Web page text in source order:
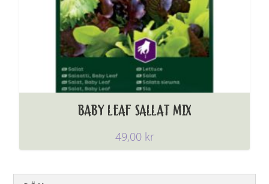
BABY LEAF SALLAT MIX
49,00 kr